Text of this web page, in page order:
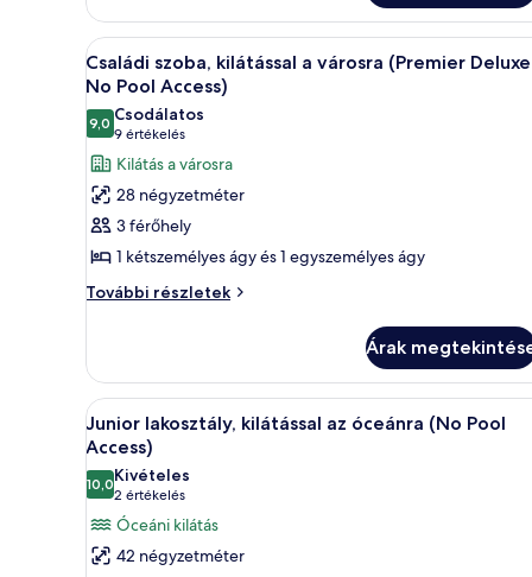
/
No
Pool
Access)
óceánra
(Deluxe
/
No
Access)
további
részletei
A
következő
szoba
összes
képének
megtekintése:
Családi
szoba,
kilátással
a
Deluxe
/
No
Pool
Access)
Egy szállodai szoba két
10
Családi szoba, kilátással a városra (Premier
No Pool Access)
9,010-ből 9,0
Csodálatos
9 értékelés
(9
értékelés)
Kilátás a városra
28 négyzetméter
3 férőhely
1 kétszemélyes ágy és 1 egyszemélyes ágy
További részletek
Családi
városra
(Premier
Deluxe
/
Pool
Access)
további
részletei
Árak
A
következő
szoba
összes
képének
megtekintése:
Egy modern szállodaszoba,
6
Junior lakosztály, kilátással az óceánra (No Pool
Access)
10,010-ből 10,0
Kivételes
2 értékelés
(2
értékelés)
Óceáni kilátás
42 négyzetméter